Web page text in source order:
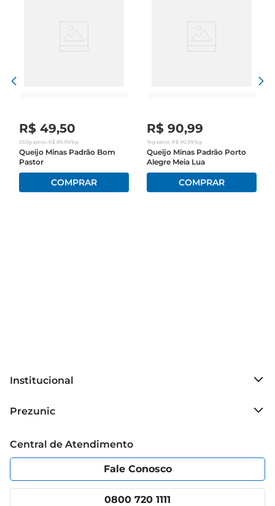
R$ 49,50
550gaprox. •R$ 89,99/kg
Queijo Minas Padrão Bom
Pastor
R$ 90,99
1kgaprox. •R$ 90,99/kg
Queijo Minas Padrão Porto
Alegre Meia Lua
Institucional
Grupo Cencosud
Política de Privacidade
Portal do fornecedor
Cencosud Media
Prezunic
Código de Ética
App Prezunic
Central de Atendimento
Fale Conosco
0800 720 1111